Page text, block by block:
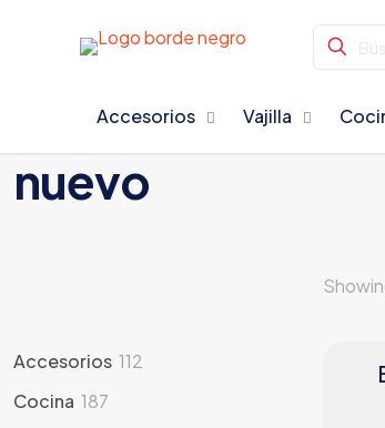
Accesorios Vajilla
nuevo
Accesorios 112
Cocina 187